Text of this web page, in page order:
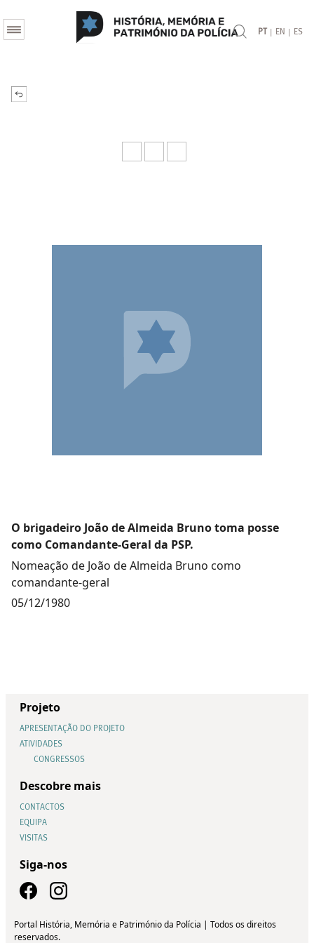
PT | EN | ES
O brigadeiro João de Almeida Bruno toma posse
como Comandante-Geral da PSP.
Nomeação de João de Almeida Bruno como
comandante-geral
05/12/1980
Projeto
APRESENTAÇÃO DO PROJETO
ATIVIDADES
CONGRESSOS
Descobre mais
CONTACTOS
EQUIPA
VISITAS
Siga-nos
Portal História, Memória e Património da Polícia | Todos os direitos
reservados.